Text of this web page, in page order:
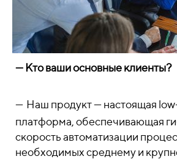
— Кто ваши основные клиенты?
— Наш продукт — настоящая
платформа, обеспечивающая
скорость автоматизации
необходимых среднему и